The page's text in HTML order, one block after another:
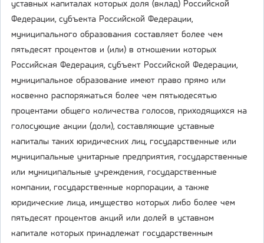
уставных капиталах которых доля (вклад) Российской
Федерации, субъекта Российской Федерации,
муниципального образования составляет более чем
пятьдесят процентов и (или) в отношении которых
Российская Федерация, субъект Российской Федерации,
муниципальное образование имеют право прямо или
косвенно распоряжаться более чем пятьюдесятью
процентами общего количества голосов, приходящихся на
голосующие акции (доли), составляющие уставные
капиталы таких юридических лиц, государственные или
муниципальные унитарные предприятия, государственные
или муниципальные учреждения, государственные
компании, государственные корпорации, а также
юридические лица, имущество которых либо более чем
пятьдесят процентов акций или долей в уставном
капитале которых принадлежат государственным